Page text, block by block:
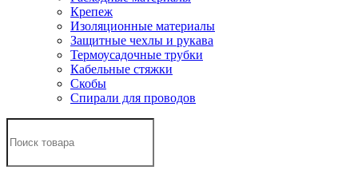
Крепеж
Изоляционные материалы
Защитные чехлы и рукава
Термоусадочные трубки
Кабельные стяжки
Скобы
Спирали для проводов